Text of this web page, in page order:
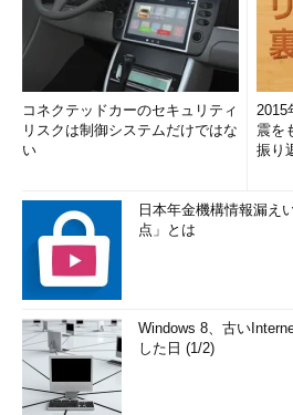
コネクテッドカーのセキュリティ
リスクは制御システムだけではな
い
2015
震を
振り
日本年金機構情報漏え
点」とは
Windows 8、古い
した日 (1/2)